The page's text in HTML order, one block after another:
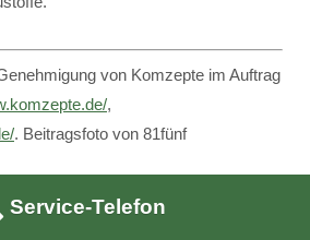
von Komzepte im Auftrag
,
. Beitragsfoto von 81fünf
Service-Telefon